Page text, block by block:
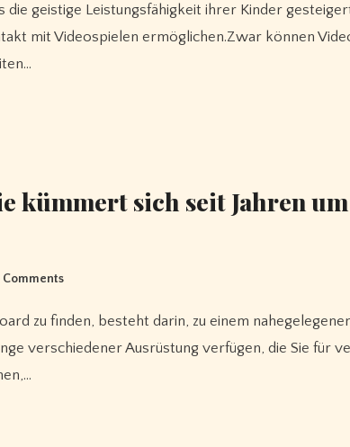
mit Videospielen ermöglichen.Zwar können
kümmert sich seit Jahren
Comments
verschiedener Ausrüstung verfügen, die Sie für